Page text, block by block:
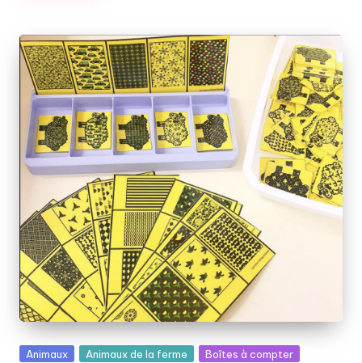
Posted
Animaux Animaux de la ferme
Boîtes à compter